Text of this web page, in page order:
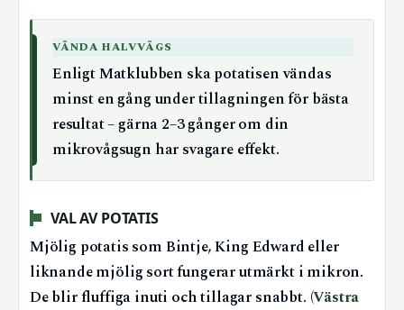
VÄNDA HALVVÄGS
Enligt Matklubben ska potatisen vändas
minst en gång under tillagningen för bästa
resultat – gärna 2–3 gånger om din
mikrovågsugn har svagare effekt.
VAL AV POTATIS
Mjölig potatis som Bintje, King Edward eller
liknande mjölig sort fungerar utmärkt i mikron.
De blir fluffiga inuti och tillagar snabbt. (Västra